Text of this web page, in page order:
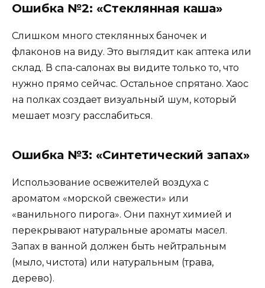
Ошибка №2: «Стеклянная каша»
Слишком много стеклянных баночек и
флаконов на виду. Это выглядит как аптека или
склад. В спа-салонах вы видите только то, что
нужно прямо сейчас. Остальное спрятано. Хаос
на полках создает визуальный шум, который
мешает мозгу расслабиться.
Ошибка №3: «Синтетический запах»
Использование освежителей воздуха с
ароматом «морской свежести» или
«ванильного пирога». Они пахнут химией и
перекрывают натуральные ароматы масел.
Запах в ванной должен быть нейтральным
(мыло, чистота) или натуральным (трава,
дерево).